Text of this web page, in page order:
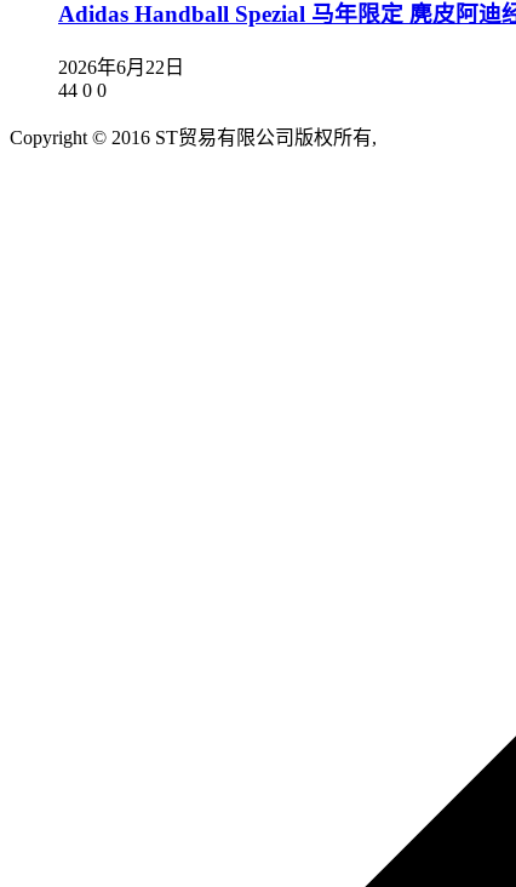
Adidas Handball Spezial 马年限定 麂皮阿迪
2026年6月22日
44 0 0
Copyright © 2016 ST贸易有限公司版权所有,